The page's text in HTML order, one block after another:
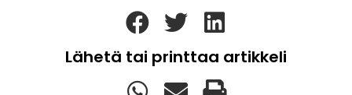
Lähetä tai printtaa artikkeli